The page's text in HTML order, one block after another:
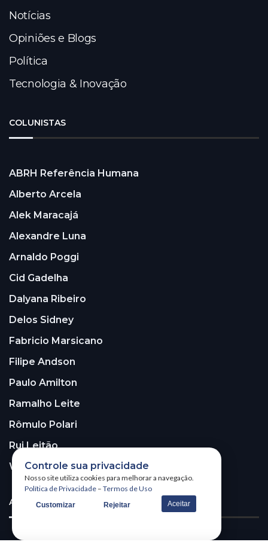
Notícias
Opiniões e Blogs
Política
Tecnologia & Inovação
COLUNISTAS
ABRH Referência Humana
Alberto Arcela
Alek Maracajá
Alexandre Luna
Arnaldo Poggi
Cid Gadelha
Dalyana Ribeiro
Delos Sidney
Fabricio Marsicano
Filipe Andson
Paulo Amilton
Ramalho Leite
Rômulo Polari
Rui Leitão
Walter Santos
ASSINE A NOSSA NEWSLETTER!
Controle sua privacidade
Nosso site utiliza cookies para melhorar a navegação.
Política de Privacidade – Termos de Uso
Customizar Rejeitar Aceitar